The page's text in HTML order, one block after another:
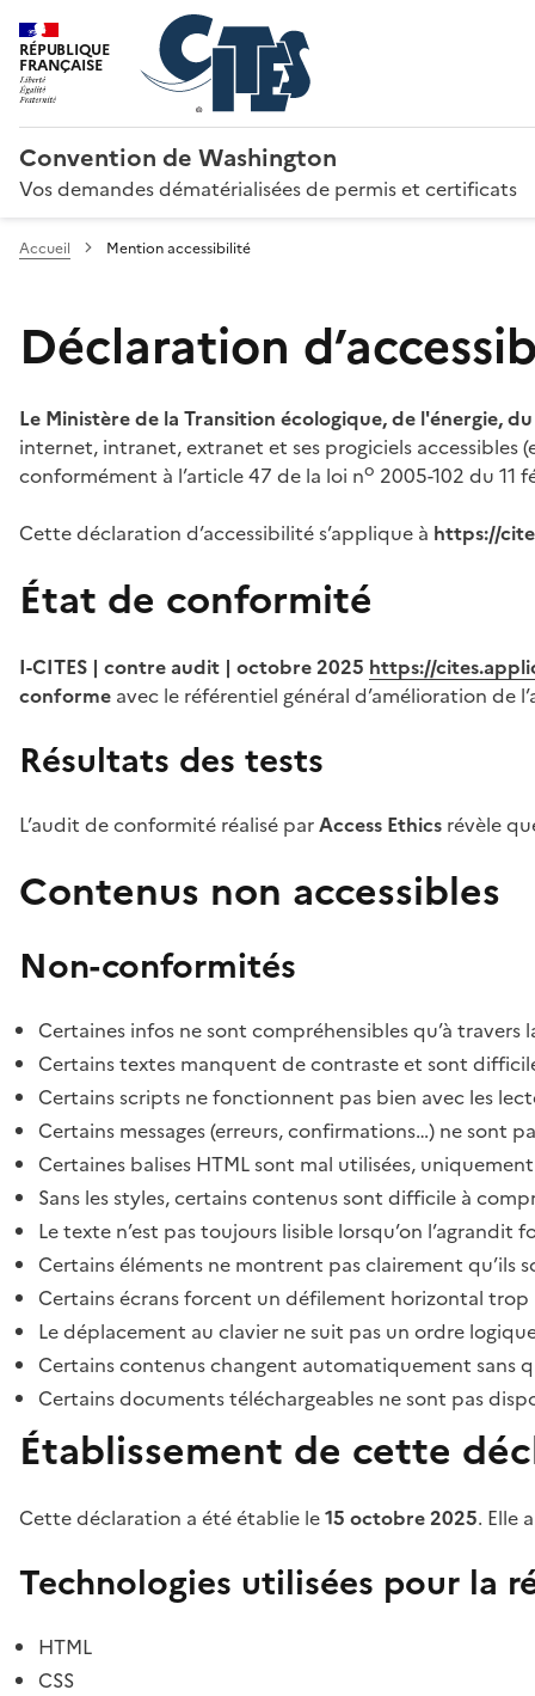
RÉPUBLIQUE
FRANÇAISE
Convention de Washington
Vos demandes dématérialisées de permis et certificats
Accueil Mention accessibilité
Déclaration
Le Ministère de la Transition écologique, de l'énergie,
internet, intranet, extranet et ses progiciels
conformément à l’article 47 de la loi no 2005-102 du 11
Cette déclaration d’accessibilité s’applique à https://
État de conformité
I-CITES | contre audit | octobre 2025 https://
conforme avec le référentiel général d’amélioration de
Résultats des tests
L’audit de conformité réalisé parAccess Ethics révèle
Contenus non accessibles
Non-conformités
Certaines infos ne sont compréhensibles qu’à travers
Certains textes manquent de contraste et sont
Certains scripts ne fonctionnent pas bien avec les
Certains messages (erreurs, confirmations…) ne sont
Certaines balises HTML sont mal utilisées,
Sans les styles, certains contenus sont difficile à
Le texte n’est pas toujours lisible lorsqu’on l’agrandit
Certains éléments ne montrent pas clairement qu’ils
Certains écrans forcent un défilement horizontal
Le déplacement au clavier ne suit pas un ordre
Certains contenus changent automatiquement sans
Certains documents téléchargeables ne sont pas
Établissement de cette
Cette déclaration a été établie le15 octobre 2025. Elle
Technologies utilisées pour la
HTML
CSS